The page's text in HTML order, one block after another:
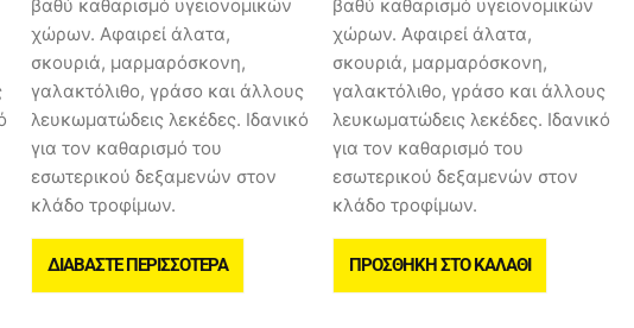
βαθύ καθαρισμό υγειονομικών
χώρων. Αφαιρεί άλατα,
σκουριά, μαρμαρόσκονη,
γαλακτόλιθο, γράσο και άλλους
λευκωματώδεις λεκέδες. Ιδανικό
για τον καθαρισμό του
εσωτερικού δεξαμενών στον
κλάδο τροφίμων.
ΔΙΑΒΆΣΤΕ ΠΕΡΙΣΣΌΤΕΡΑ
βαθύ καθαρισμό υγειονομικών
χώρων. Αφαιρεί άλατα,
σκουριά, μαρμαρόσκονη,
γαλακτόλιθο, γράσο και άλλους
λευκωματώδεις λεκέδες. Ιδανικό
για τον καθαρισμό του
εσωτερικού δεξαμενών στον
κλάδο τροφίμων.
ΠΡΟΣΘΉΚΗ ΣΤΟ ΚΑΛΆΘΙ